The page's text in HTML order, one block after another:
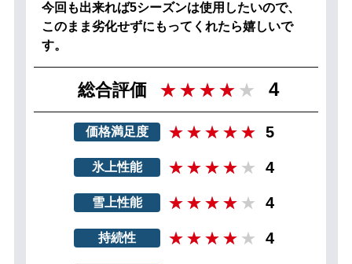
今回も出来れば5シーズンは使用したいので、
このまま劣化せずにもってくれたら嬉しいで
す。
総合評価 4
価格満足度 5
氷上性能 4
雪上性能 4
持続性 4